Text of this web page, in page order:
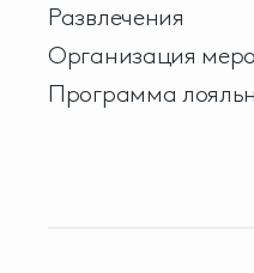
Развлечения
Организация
Программа